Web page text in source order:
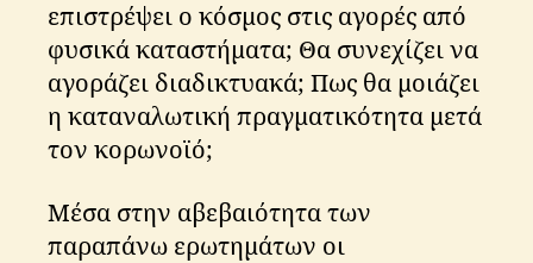
επιστρέψει ο κόσμος στις αγορές από
φυσικά καταστήματα; Θα συνεχίζει να
αγοράζει διαδικτυακά; Πως θα μοιάζει
η καταναλωτική πραγματικότητα μετά
τον κορωνοϊό;
Μέσα στην αβεβαιότητα των
παραπάνω ερωτημάτων οι